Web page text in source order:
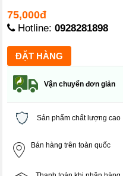
75,000đ
Hotline:0928281898
Vận chuyển đơn giản
Sản phẩm chất lượng cao
Bán hàng trên toàn quốc